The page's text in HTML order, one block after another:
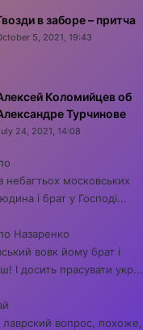
в заборе – притча
5, 2021, 19:43
Коломийцев об
Турчинове
24, 2021, 14:08
небагтьох московських
і брат у Господі...
Назаренко
вовк йому брат і
І досить прасувати укр...
лаврский вопрос, похоже,